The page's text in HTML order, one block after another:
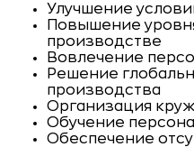
Улучшение
Повышение
производстве
Вовлечение
Решение
производства
Организация
Обучение
Обеспечение